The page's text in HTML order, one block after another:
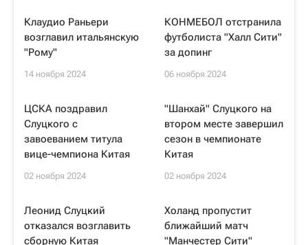
Клаудио Раньери
возглавил итальянскую
"Рому"
14 ноября 2024
КОНМЕБОЛ отстранила
футболиста "Халл Сити"
за допинг
06 ноября 2024
ЦСКА поздравил
Слуцкого с
завоеванием титула
вице-чемпиона Китая
02 ноября 2024
"Шанхай" Слуцкого на
втором месте завершил
сезон в чемпионате
Китая
02 ноября 2024
Леонид Слуцкий
отказался возглавить
сборную Китая
Холанд пропустит
ближайший матч
"Манчестер Сити"